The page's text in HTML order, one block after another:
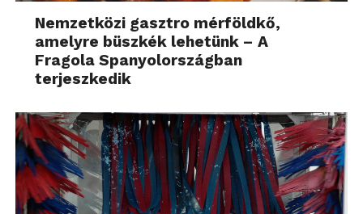
Nemzetközi gasztro mérföldkő,
amelyre büszkék lehetünk – A
Fragola Spanyolországban
terjeszkedik